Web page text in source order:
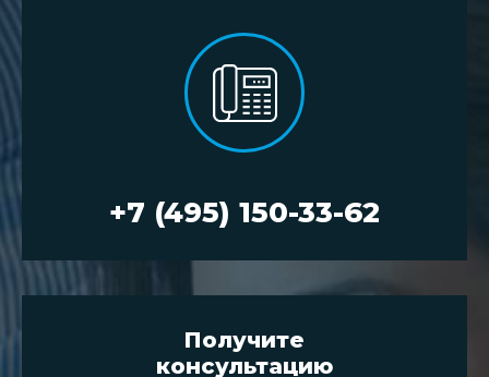
+7 (495) 150-33-62
Получите
консультацию